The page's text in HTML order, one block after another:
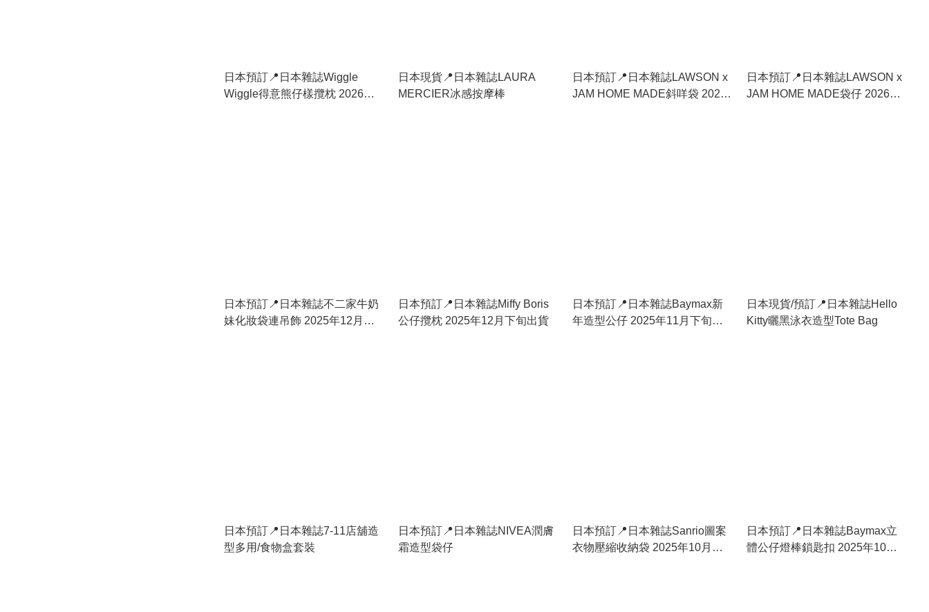
日本預訂📍日本雜誌Wiggle
Wiggle得意熊仔樣攬枕 2026年6
日本現貨📍日本雜誌LAURA
MERCIER冰感按摩棒
日本預訂📍日本雜誌LAWSON x
JAM HOME MADE斜咩袋 2026
日本預訂📍日本雜誌LAWSON x
JAM HOME MADE袋仔 2026年2
日本預訂📍日本雜誌不二家牛奶
妹化妝袋連吊飾 2025年12月中
日本預訂📍日本雜誌Miffy Boris
公仔攬枕 2025年12月下旬出貨
日本預訂📍日本雜誌Baymax新
年造型公仔 2025年11月下旬出
日本現貨/預訂📍日本雜誌Hello
Kitty曬黑泳衣造型Tote Bag
日本預訂📍日本雜誌7-11店舖造
型多用/食物盒套裝
日本預訂📍日本雜誌NIVEA潤膚
霜造型袋仔
日本預訂📍日本雜誌Sanrio圖案
衣物壓縮收納袋 2025年10月中
日本預訂📍日本雜誌Baymax立
體公仔燈棒鎖匙扣 2025年10月